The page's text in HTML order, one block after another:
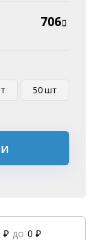
706
50 шт
₽ до 0 ₽